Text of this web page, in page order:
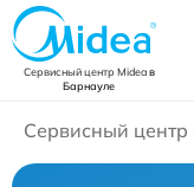
Сервисный центр Mideaв
Барнауле
Сервисный центр